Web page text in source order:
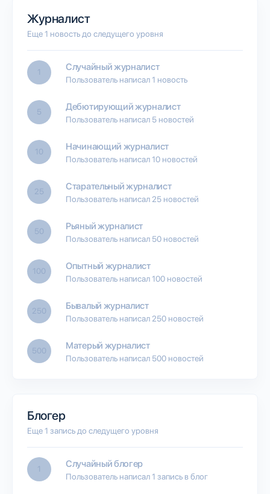
Журналист
Еще 1 новость до следущего уровня
1 Случайный журналист
Пользователь написал 1 новость
5 Дебютирующий журналист
Пользователь написал 5 новостей
10 Начинающий журналист
Пользователь написал 10 новостей
25 Старательный журналист
Пользователь написал 25 новостей
50 Рьяный журналист
Пользователь написал 50 новостей
100 Опытный журналист
Пользователь написал 100 новостей
250 Бывалый журналист
Пользователь написал 250 новостей
500 Матерый журналист
Пользователь написал 500 новостей
Блогер
Еще 1 запись до следущего уровня
1 Случайный блогер
Пользователь написал 1 запись в блог